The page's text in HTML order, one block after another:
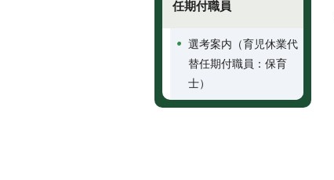
任期付職員
選考案内（育児休業代
替任期付職員：保育
士）